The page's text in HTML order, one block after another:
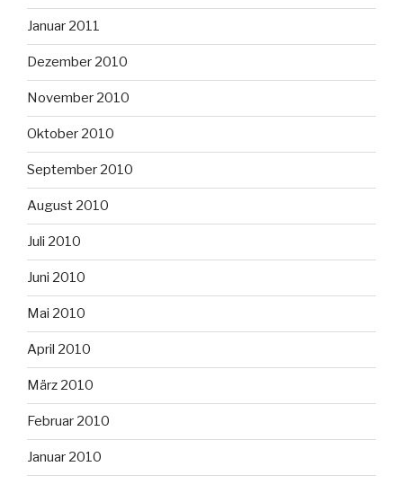
Januar 2011
Dezember 2010
November 2010
Oktober 2010
September 2010
August 2010
Juli 2010
Juni 2010
Mai 2010
April 2010
März 2010
Februar 2010
Januar 2010